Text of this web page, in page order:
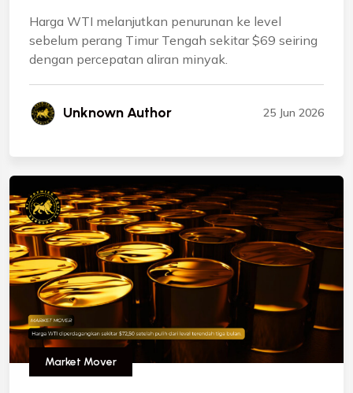
Harga WTI melanjutkan penurunan ke level
sebelum perang Timur Tengah sekitar $69 seiring
dengan percepatan aliran minyak.
Unknown Author 25 Jun 2026
Market Mover